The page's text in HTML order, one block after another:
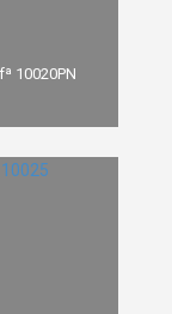
10020PN